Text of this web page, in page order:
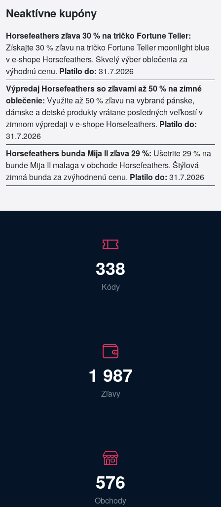
Neaktívne kupóny
Horsefeathers zľava 30 % na tričko Fortune Teller:
Získajte 30 % zľavu na tričko Fortune Teller moonlight blue
v e-shope Horsefeathers. Skvelý výber oblečenia za
výhodnú cenu. Platilo do: 31.7.2026
Výpredaj Horsefeathers so zľavami až 50 % na zimné
oblečenie: Využite až 50 % zľavu na vybrané pánske,
dámske a detské produkty vrátane posledných veľkostí v
zimnom výpredaji v e-shope Horsefeathers. Platilo do:
31.7.2026
Horsefeathers bunda Mija II zľava 29 %: Ušetrite 29 % na
bunde Mija II malaga v obchode Horsefeathers. Štýlová
zimná bunda za zvýhodnenú cenu. Platilo do: 31.7.2026
338
Kódy
1 987
Zľavy
576
Obchody